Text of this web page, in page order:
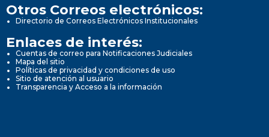
Otros Correos electrónicos:
Directorio de Correos Electrónicos Institucionales
Enlaces de interés:
Cuentas de correo para Notificaciones Judiciales
Mapa del sitio
Políticas de privacidad y condiciones de uso
Sitio de atención al usuario
Transparencia y Acceso a la información